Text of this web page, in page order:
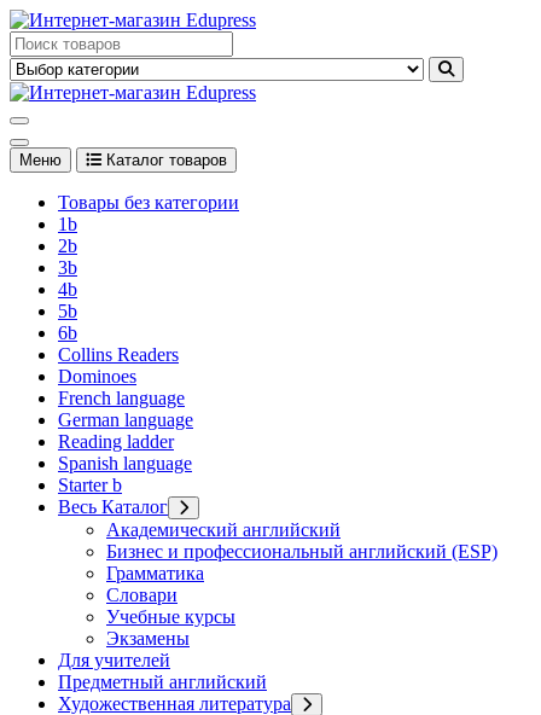
Перейти
к
содержимому
Edupress Uzbekistan, Edupress Узбекистан, книги, учебники на
английском языке
английском языке
Меню Каталог товаров
Товары без категории
1b
2b
3b
4b
5b
6b
Collins Readers
Dominoes
French language
German language
Reading ladder
Spanish language
Starter b
Весь Каталог
Академический английский
Бизнес и профессиональный английский (ESP)
Грамматика
Словари
Учебные курсы
Экзамены
Для учителей
Предметный английский
Художественная литература